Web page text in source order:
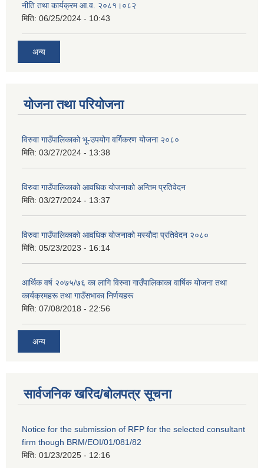
नीति तथा कार्यक्रम आ.व. २०८१।०८२
मिति: 06/25/2024 - 10:43
अन्य
योजना तथा परियोजना
विरुवा गाउँपालिकाको भू-उपयोग वर्गिकरण योजना २०८०
मिति: 03/27/2024 - 13:38
विरुवा गाउँपालिकाको आवधिक योजनाको अन्तिम प्रतिवेदन
मिति: 03/27/2024 - 13:37
विरुवा गाउँपालिकाको आवधिक योजनाको मस्यौदा प्रतिवेदन २०८०
मिति: 05/23/2023 - 16:14
आर्थिक वर्ष २०७५/७६ का लागि विरुवा गाउँपालिकाका वार्षिक योजना तथा
कार्यक्रमहरू तथा गाउँसभाका निर्णयहरू
मिति: 07/08/2018 - 22:56
अन्य
सार्वजनिक खरिद/बोलपत्र सूचना
Notice for the submission of RFP for the selected consultant
firm though BRM/EOI/01/081/82
मिति: 01/23/2025 - 12:16